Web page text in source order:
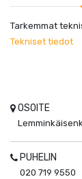
Tarkemmat
Tekniset tiedot
OSOITE
PUHELIN
020 719 9550